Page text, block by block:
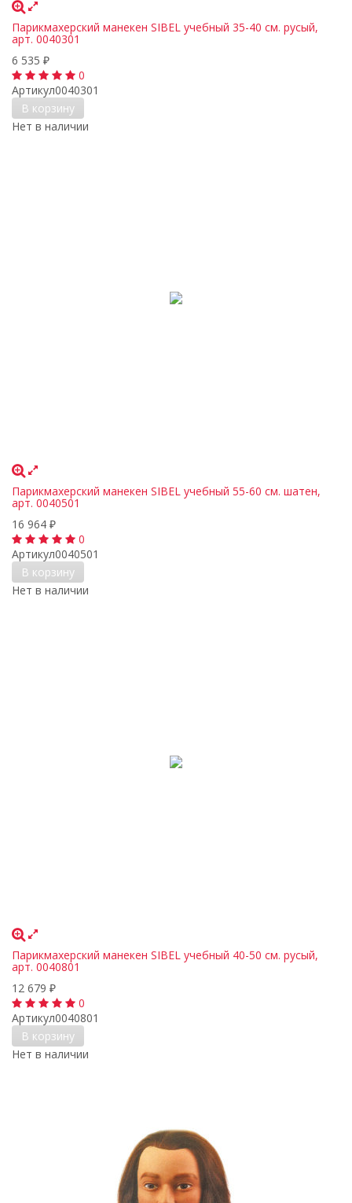
Парикмахерский манекен SIBEL учебный 35-40 см. русый,
арт. 0040301
6 535 ₽
0
Артикул0040301
В корзину
Нет в наличии
Парикмахерский манекен SIBEL учебный 55-60 см. шатен,
арт. 0040501
16 964 ₽
0
Артикул0040501
В корзину
Нет в наличии
Парикмахерский манекен SIBEL учебный 40-50 см. русый,
арт. 0040801
12 679 ₽
0
Артикул0040801
В корзину
Нет в наличии